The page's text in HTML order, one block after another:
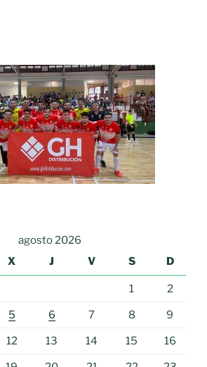
agosto 2026
X J V S D
1 2
5 6 7 8 9
12 13 14 15 16